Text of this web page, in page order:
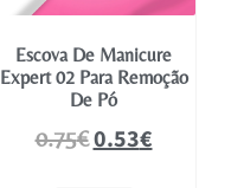
Escova De Manicure
Expert 02 Para Remoção
De Pó
0.75€0.53€